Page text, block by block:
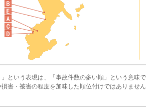
という表現は、「事故件数の多い順」という意味
害・被害の程度を加味した順位付けではありませ